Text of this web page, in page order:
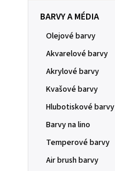
BARVY A MÉDIA
Olejové barvy
Akvarelové barvy
Akrylové barvy
Kvašové barvy
Hlubotiskové barvy
Barvy na lino
Temperové barvy
Air brush barvy